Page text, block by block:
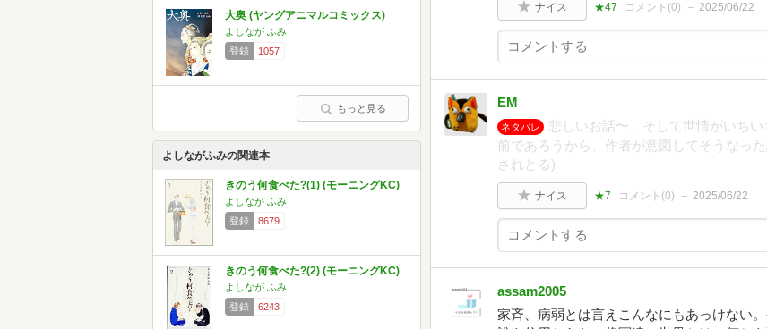
大奥 (ヤングアニマルコミックス)
よしなが ふみ
登録
1057
もっと見る
よしながふみの関連本
きのう何食べた?(1) (モーニングKC)
よしなが ふみ
登録
8679
きのう何食べた?(2) (モーニングKC)
よしなが ふみ
登録
6243
ナイス ★47 コメント(0) 2025/06/22
EM
ネタバレ
悲しいお話〜、そして世情がいち
前であろうから、作者が意図してそうなっ
されとる)
ナイス ★7 コメント(0) 2025/06/22
assam2005
家斉、病弱とは言えこんなにもあっけない